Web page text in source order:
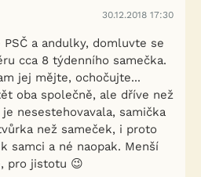
30.12.2018 17:30
a andulky, domluvte se
cca 8 týdenního samečka.
jej mějte, ochočujte...
oba společně, ale dříve než
nesestehovavala, samička
než sameček, i proto
samci a né naopak. Menší
pro jistotu 😉